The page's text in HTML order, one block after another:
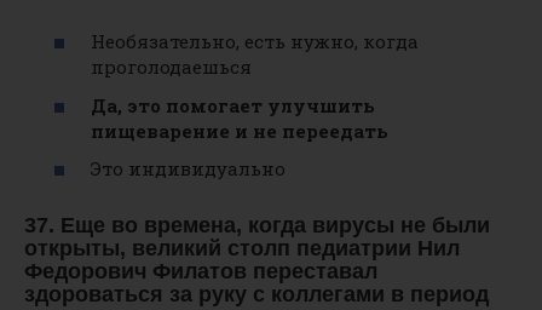
Необязательно, есть нужно, когда
проголодаешься
Да, это помогает улучшить
пищеварение и не переедать
Это индивидуально
37. Еще во времена, когда вирусы не были
открыты, великий столп педиатрии Нил
Федорович Филатов переставал
здороваться за руку с коллегами в период